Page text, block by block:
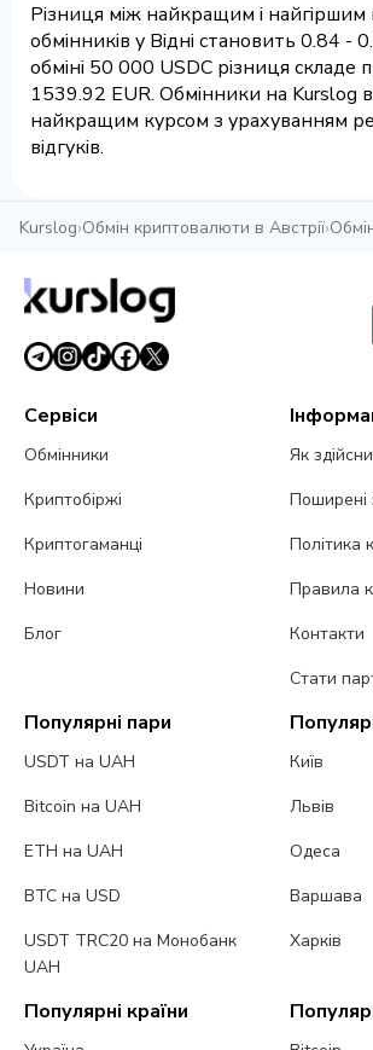
Різниця між найкращим і найгіршим
обмінників у Відні становить 0.84 -
обміні 50 000 USDC різниця складе
1539.92 EUR. Обмінники на Kurslog
найкращим курсом з урахуванням
відгуків.
Kurslog›Обмін криптовалюти в Австрії›
Сервіси
Обмінники
Криптобіржі
Криптогаманці
Новини
Блог
Як
Поширені
Політика
Правила
Контакти
Стати
Популярні пари
USDT на UAH
Bitcoin на UAH
ETH на UAH
BTC на USD
USDT TRC20 на Монобанк
UAH
Київ
Львів
Одеса
Варшава
Харків
Популярні країни